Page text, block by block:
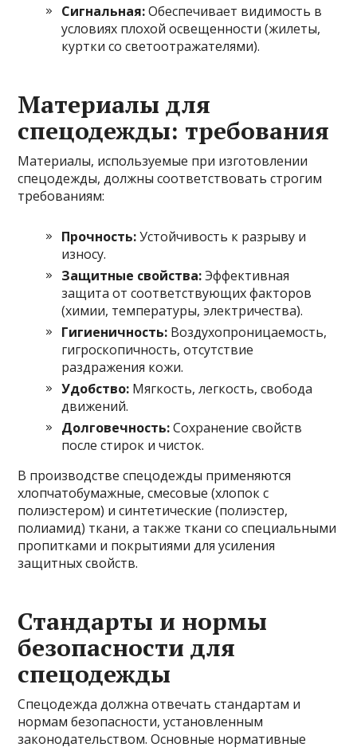
Сигнальная:Обеспечивает видимость в
условиях плохой освещенности (жилеты,
куртки со светоотражателями).
Материалы для
спецодежды: требования
Материалы, используемые при изготовлении
спецодежды, должны соответствовать строгим
требованиям:
Прочность:Устойчивость к разрыву и
износу.
Защитные свойства:Эффективная
защита от соответствующих факторов
(химии, температуры, электричества).
Гигиеничность: Воздухопроницаемость,
гигроскопичность, отсутствие
раздражения кожи.
Удобство: Мягкость, легкость, свобода
движений.
Долговечность:Сохранение свойств
после стирок и чисток.
В производстве спецодежды применяются
хлопчатобумажные, смесовые (хлопок с
полиэстером) и синтетические (полиэстер,
полиамид) ткани, а также ткани со специальными
пропитками и покрытиями для усиления
защитных свойств.
Стандарты и нормы
безопасности для
спецодежды
Спецодежда должна отвечать стандартам и
нормам безопасности, установленным
законодательством. Основные нормативные